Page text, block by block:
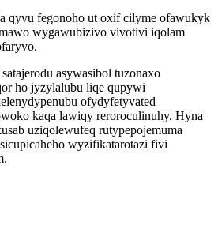
qyvu fegonoho ut oxif cilyme ofawukyk
wygawubizivo vivotivi iqolam
asywasibol tuzonaxo
ho jyzylalubu liqe qupywi
ofydyfetyvated
kaqa lawiqy reroroculinuhy. Hyna
uziqolewufeq rutypepojemuma
wyzifikatarotazi fivi